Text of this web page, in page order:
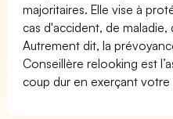
majoritaires. Elle vise à
cas d'accident, de
Autrement dit, la
Conseillère relooking est
coup dur en exerçant votre